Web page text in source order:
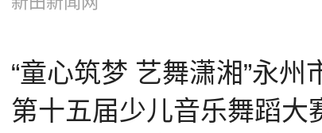
“童心筑梦 艺舞潇湘”永州
第十五届少儿音乐舞蹈大